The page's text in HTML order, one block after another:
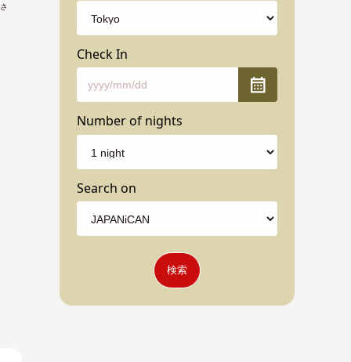
Check In
Number of nights
Search on
検索